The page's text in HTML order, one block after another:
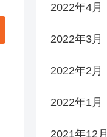
2022年4月
2022年3月
2022年2月
2022年1月
2021年12月